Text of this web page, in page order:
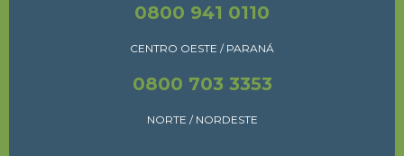
0800 941 0110
CENTRO OESTE / PARANÁ
0800 703 3353
NORTE / NORDESTE